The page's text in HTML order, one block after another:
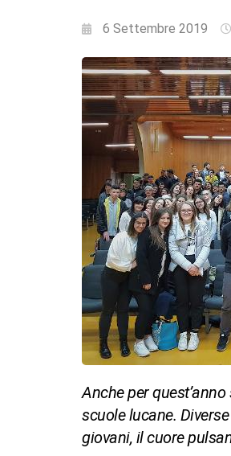
6 Settembre 2019
Anche per
scuole lucane.
giovani, il cuore